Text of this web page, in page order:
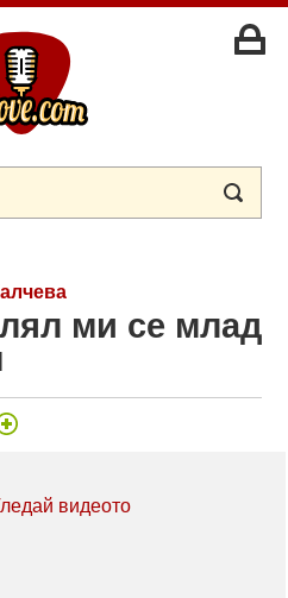
ми се млад
видеото